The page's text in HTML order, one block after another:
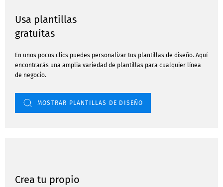
Usa plantillas
gratuitas
En unos pocos clics puedes personalizar tus plantillas de diseño. Aquí
encontrarás una amplia variedad de plantillas para cualquier línea
de negocio.
MOSTRAR PLANTILLAS DE DISEÑO
Crea tu propio